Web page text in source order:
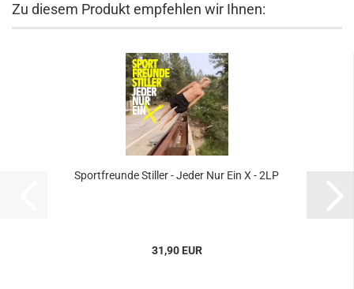
Zu diesem Produkt empfehlen wir Ihnen:
Sportfreunde Stiller - Jeder Nur Ein X - 2LP
31,90 EUR